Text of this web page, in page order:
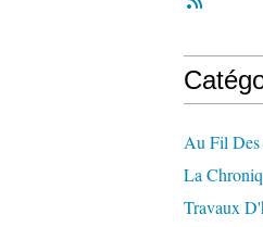
Au Fil Des
La
Travaux